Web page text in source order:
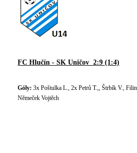
FC Hlučín - SK Uničov 2:9 (1:4)
Góly: 3x Poštulka L., 2x Petrů T.,, Štrbík V.,
Němeček Vojtěch